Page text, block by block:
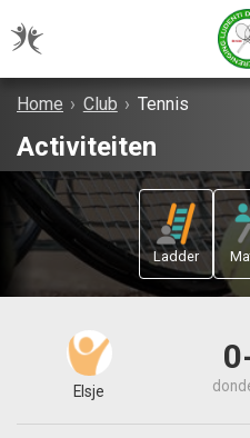
Home › Club › Tennis
Activiteiten
Ladder
Elsje